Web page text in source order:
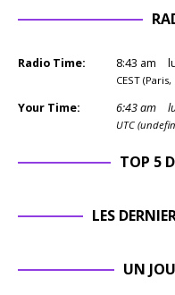
Radio Time: 8:43 am
CEST
Your Time: 6:43am
UTC
TOP 5
LES
UN